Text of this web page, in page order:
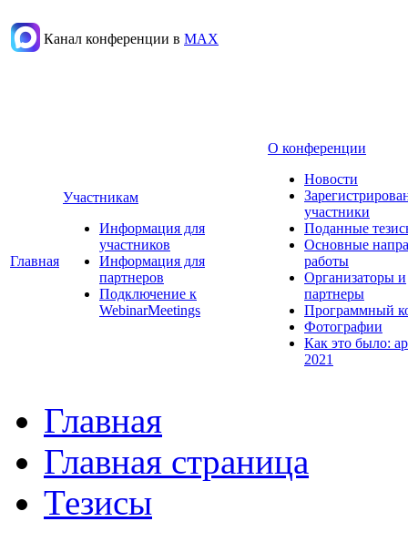
Канал конференции в МАХ
Главная
Участникам
Информация для
участников
Информация для
партнеров
Подключение к
WebinarMeetings
О конференции
Новости
участники
Поданные
Основные
работы
Организаторы и
партнеры
Программный
Фотографии
Как это было:
2021
Главная
Главная страница
Тезисы